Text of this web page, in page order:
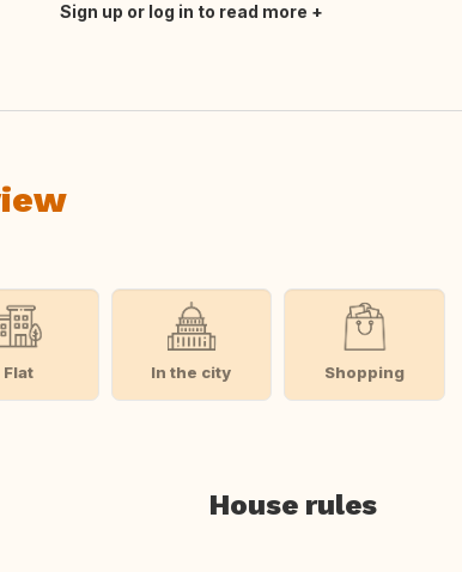
Sign up or log in to read more
Flat In the city Shopping
House rules